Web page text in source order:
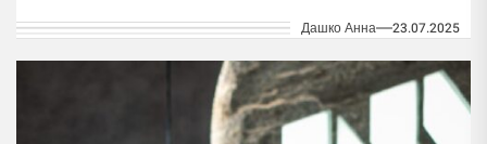
Дашко Анна 23.07.2025